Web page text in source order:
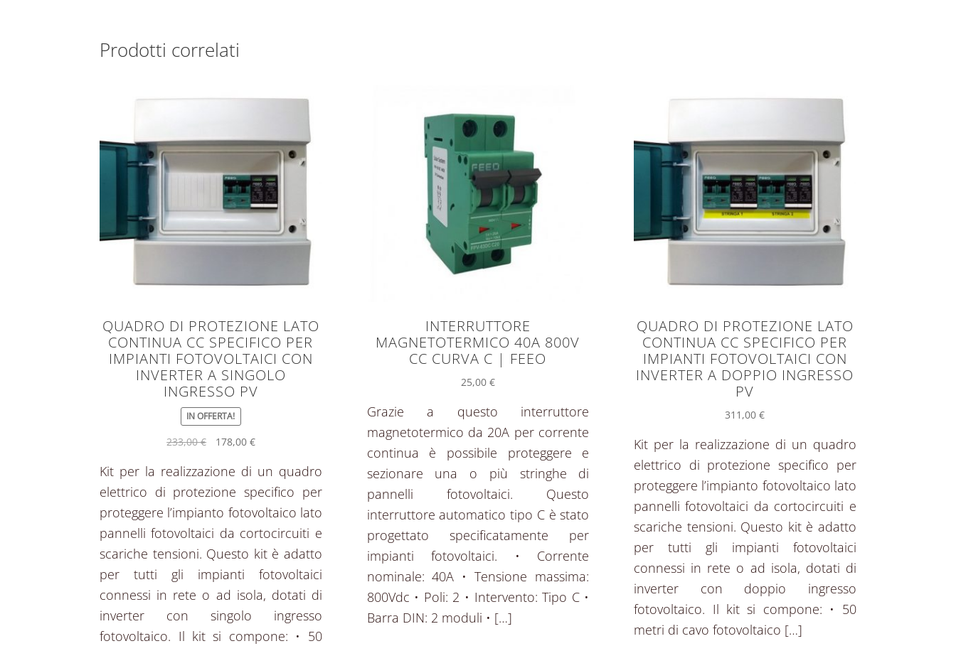
Prodotti correlati
QUADRO DI PROTEZIONE LATO
CONTINUA CC SPECIFICO PER
IMPIANTI FOTOVOLTAICI CON
INVERTER A SINGOLO
INGRESSO PV
IN OFFERTA!
233,00€ 178,00 €
Kit per la realizzazione di un quadro
elettrico di protezione specifico per
proteggere l’impianto fotovoltaico lato
pannelli fotovoltaici da cortocircuiti e
scariche tensioni. Questo kit è adatto
per tutti gli impianti fotovoltaici
connessi in rete o ad isola, dotati di
inverter con singolo ingresso
fotovoltaico. Il kit si compone: • 50
INTERRUTTORE
MAGNETOTERMICO 40A 800V
CC CURVA C | FEEO
25,00 €
Grazie a questo interruttore
magnetotermico da 20A per corrente
continua è possibile proteggere e
sezionare una o più stringhe di
pannelli fotovoltaici. Questo
interruttore automatico tipo C è stato
progettato specificatamente per
impianti fotovoltaici. • Corrente
nominale: 40A • Tensione massima:
800Vdc • Poli: 2 • Intervento: Tipo C •
Barra DIN: 2 moduli • […]
QUADRO DI PROTEZIONE LATO
CONTINUA CC SPECIFICO PER
IMPIANTI FOTOVOLTAICI CON
INVERTER A DOPPIO INGRESSO
PV
311,00€
Kit per la realizzazione di un quadro
elettrico di protezione specifico per
proteggere l’impianto fotovoltaico lato
pannelli fotovoltaici da cortocircuiti e
scariche tensioni. Questo kit è adatto
per tutti gli impianti fotovoltaici
connessi in rete o ad isola, dotati di
inverter con doppio ingresso
fotovoltaico. Il kit si compone: • 50
metri di cavo fotovoltaico […]